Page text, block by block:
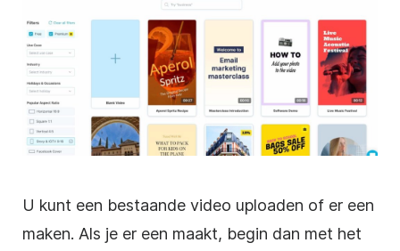
U kunt een bestaande video uploaden of er een
maken. Als je er een maakt, begin dan met het